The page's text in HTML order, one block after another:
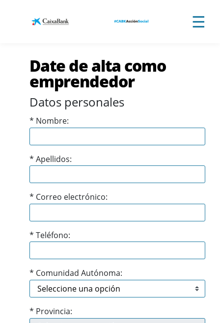
☰
Date de alta como
emprendedor
Datos personales
* Nombre:
* Apellidos:
* Correo electrónico:
* Teléfono:
* Comunidad Autónoma:
* Provincia: